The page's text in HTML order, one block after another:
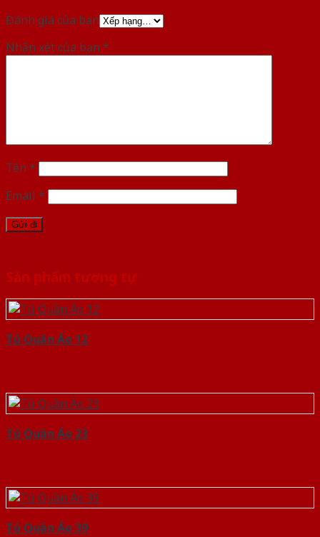
Đánh giá của bạn
Nhận xét của bạn *
Tên *
Email *
Sản phẩm tương tự
Tủ Quần Áo 12
Tủ Quần Áo 23
Tủ Quần Áo 39